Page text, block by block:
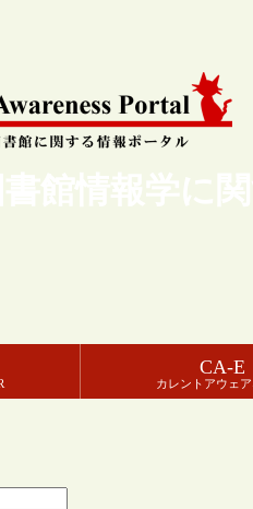
書館情報学に
CA-E
カレントアウェ